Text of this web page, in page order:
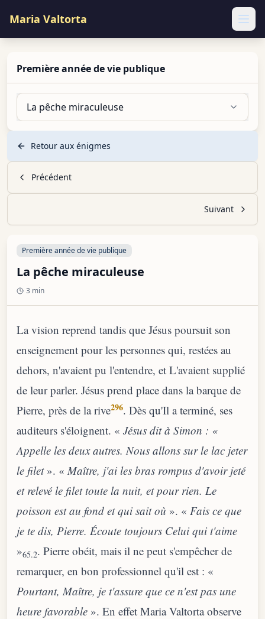
Maria Valtorta
Première année de vie publique
La pêche miraculeuse
Retour aux énigmes
Précédent
Suivant
Première année de vie publique
La pêche miraculeuse
3 min
La vision reprend tandis que Jésus poursuit son
enseignement pour les personnes qui, restées au
dehors, n'avaient pu l'entendre, et L'avaient supplié
de leur parler. Jésus prend place dans la barque de
Pierre, près de la rive296. Dès qu'Il a terminé, ses
auditeurs s'éloignent. « Jésus dit à Simon : «
Appelle les deux autres. Nous allons sur le lac jeter
le filet». «Maître, j'ai les bras rompus d'avoir jeté
et relevé le filet toute la nuit, et pour rien. Le
poisson est au fond et qui sait où ». « Fais ce que
je te dis, Pierre. Écoute toujours Celui qui t'aime
»65.2. Pierre obéit, mais il ne peut s'empêcher de
remarquer, en bon professionnel qu'il est : «
Pourtant, Maître, je t'assure que ce n'est pas une
heure favorable ». En effet Maria Valtorta observe